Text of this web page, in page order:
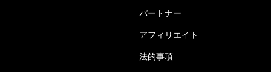
パートナー
アフィリエイト
法的事項